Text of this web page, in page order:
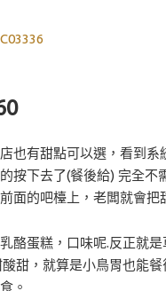
也有甜點可以選，看到系
按下去了(餐後給) 完全不
面的吧檯上，老闆就會把
酪蛋糕，口味呢.反正就
甜，就算是小鳥胃也能
。